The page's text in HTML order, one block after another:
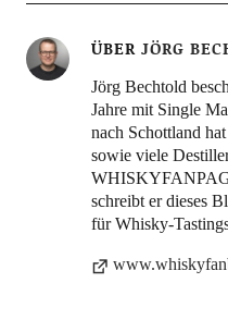
ÜBER JÖRG
Jörg Bechtold
Jahre mit Single
nach Schottland
sowie viele
schreibt er dieses
für Whisky-